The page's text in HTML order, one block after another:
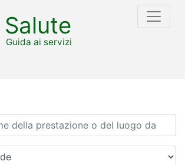
Salute
Guida ai servizi